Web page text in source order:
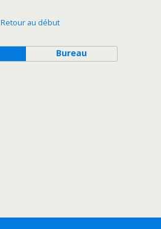
Retour au début
Bureau